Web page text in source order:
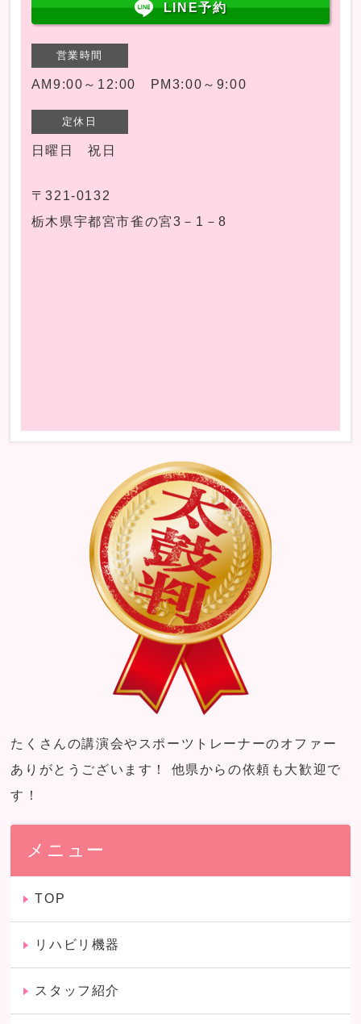
LINE予約
営業時間
AM9:00～12:00 PM3:00～9:00
定休日
日曜日 祝日
〒321-0132
栃木県宇都宮市雀の宮3－1－8
たくさんの講演会やスポーツトレーナーのオファー
ありがとうございます！ 他県からの依頼も大歓迎で
す！
メニュー
TOP
リハビリ機器
スタッフ紹介